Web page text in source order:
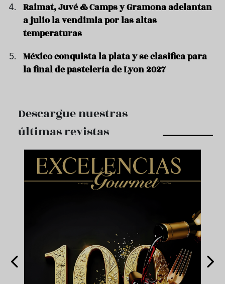
Raimat, Juvé & Camps y Gramona adelantan
a julio la vendimia por las altas
temperaturas
México conquista la plata y se clasifica para
la final de pastelería de Lyon 2027
Descargue nuestras
últimas revistas